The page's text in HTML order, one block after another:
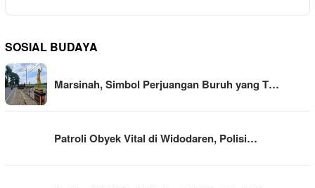
SOSIAL BUDAYA
Marsinah, Simbol Perjuangan Buruh yang T…
Patroli Obyek Vital di Widodaren, Polisi…